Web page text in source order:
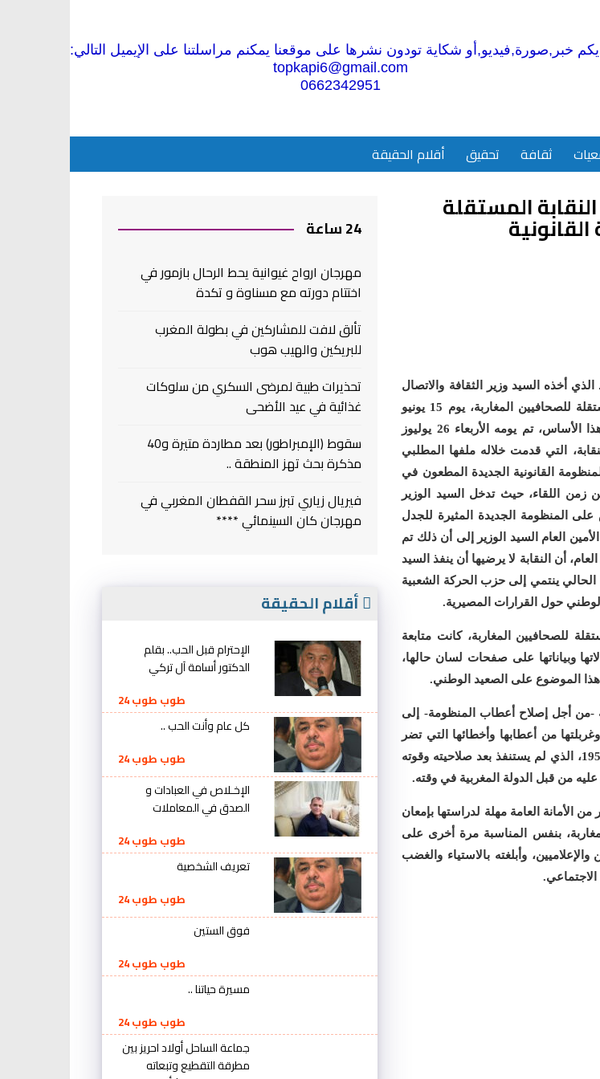
خبر,صورة,فيديو,أو شكاية تودون نشرها على موقعنا يمكنم مراسلتنا على الإيميل التالي:
topkapi6@gmail.com
0662342951
ثقافة تحقيق أقلام الحقيقة
المستقلة
أخذه السيد وزير الثقافة والاتصال
على عاتقه خلال اللقاء الأول الذي جمعه مع وفد الأمانة العامة للنقابة المستقلة للصحافيين المغاربة، يوم 15 يونيو
2017، المتمثل في عقد لقاء ثاني لدراسة الملف المطلبي للنقابة، وعلى هذا الأساس، تم يومه الأربعاء 26 يوليوز
للنقابة، التي قدمت خلاله ملفها المطلبي
القانونية الجديدة المطعون في
اللقاء، حيث تدخل السيد الوزير
المنظومة الجديدة المثيرة للجدل
العام السيد الوزير إلى أن ذلك تم
أن النقابة لا يرضيها أن ينفذ السيد
ينتمي إلى حزب الحركة الشعبية
حول القرارات المصيرية.
للصحافيين المغاربة، كانت متابعة
وبياناتها على صفحات لسان حالها،
هذا الموضوع على الصعيد الوطني.
-من أجل إصلاح أعطاب المنظومة- إلى
من أعطابها وأخطائها التي تضر
بحقوق ومصالح المهنيين وتعصف بقيمة وحرمة ظهير الحريات العامة لسنة 1958، الذي لم يستنفذ بعد صلاحيته وقوته
من قبل الدولة المغربية في وقته.
الأمانة العامة مهلة لدراستها بإمعان
بنفس المناسبة مرة أخرى على
وأبلغته بالاستياء والغضب
24 ساعة
مهرجان ارواح غيوانية يحط الرحال بازمور في
اختتام دورته مع مسناوة و تكدة
تألق لافت للمشاركين في بطولة المغرب
للبريكين والهيب هوب
تحذيرات طبية لمرضى السكري من سلوكات
غذائية في عيد الأضحى
سقوط (الإمبراطور) بعد مطاردة متيرة و40
مذكرة بحث تهز المنطقة ..
فيريال زياري تبرز سحر القفطان المغربي في
مهرجان كان السينمائي ****
أقلام الحقيقة
الإحترام قبل الحب.. بقلم
الدكتور أسامة آل تركي
طوب طوب 24
كل عام وأنت الحب ..
طوب طوب 24
الإخـلاص في العبادات و
الصدق في المعاملات
طوب طوب 24
تعريف الشخصية
طوب طوب 24
فوق الستين
طوب طوب 24
مسيرة حياتنا ..
طوب طوب 24
جماعة الساحل أولاد احريز بين
مطرقة التقطيع وتبعاته